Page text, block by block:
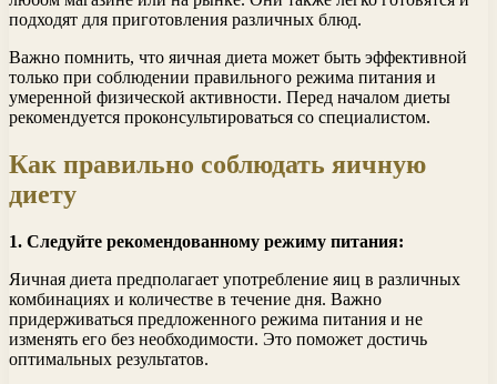
подходят для приготовления различных блюд.
Важно помнить, что яичная диета может быть эффективной
только при соблюдении правильного режима питания и
умеренной физической активности. Перед началом диеты
рекомендуется проконсультироваться со специалистом.
Как правильно соблюдать яичную
диету
1. Следуйте рекомендованному режиму питания:
Яичная диета предполагает употребление яиц в различных
комбинациях и количестве в течение дня. Важно
придерживаться предложенного режима питания и не
изменять его без необходимости. Это поможет достичь
оптимальных результатов.